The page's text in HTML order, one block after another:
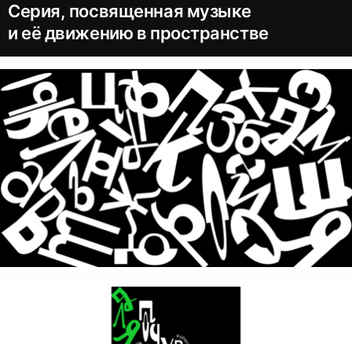
Серия, посвященная музыке
и её движению в пространстве